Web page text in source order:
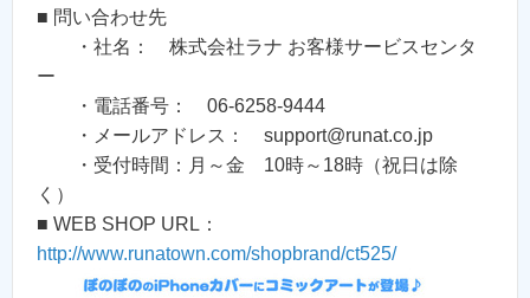
■ 問い合わせ先
・社名： 株式会社ラナ お客様サービスセンタ
ー
・電話番号： 06-6258-9444
・メールアドレス： support@runat.co.jp
・受付時間：月～金 10時～18時（祝日は除
く）
■ WEB SHOP URL：
http://www.runatown.com/shopbrand/ct525/